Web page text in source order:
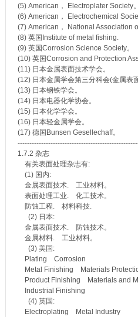
(5) American， Electroplater Society。
(6) American， Electrochemical
(7) American， National Association
(8) 英国Institute of metal fishing.
(9) 英国Corrosion Science Society。
(10) 英国Corrosion and Protection
(11) 日本金属表面技术学会。
(12) 日本金属学会第三分科会(金属表
(13) 日本钢铁学会。
(14) 日本电器化学协会。
(15) 日本化学学会。
(16) 日本轻金属学会。
(17) 德国Bunsen Gesellechaff。
1.7.2 杂志
有关表面处理杂志有:
(1) 国内:
金属表面技术. 工业材料。
表面处理工业. 化工技术。
防蚀工程. 材料科技.
(2) 日本:
金属表面技术. 防蚀技术。
金属材料. 工业材料。
(3) 美国:
Plating Corrosion
Metal Finishing Materials
Product Finishing Materials and
Industrial Finishing
(4) 英国:
Electroplating Metal Industry